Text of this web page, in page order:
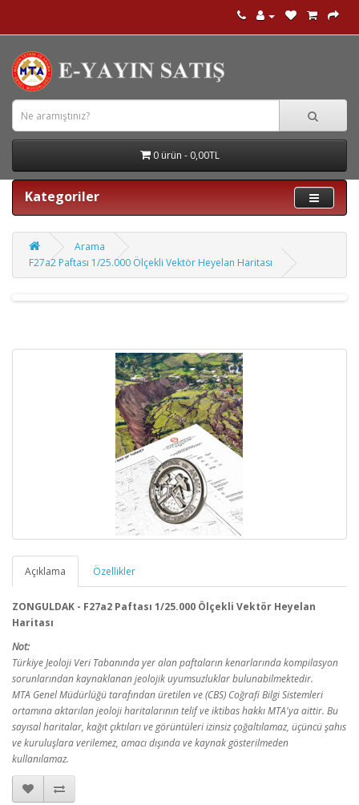
0 ürün - 0,00TL
Kategoriler
Arama
F27a2 Paftası 1/25.000 Ölçekli Vektör Heyelan Haritası
Açıklama Özellikler
ZONGULDAK - F27a2 Paftası 1/25.000 Ölçekli Vektör Heyelan
Haritası
Not:
Türkiye Jeoloji Veri Tabanında yer alan paftaların kenarlarında kompilasyon
sorunlarından kaynaklanan jeolojik uyumsuzluklar bulunabilmektedir.
MTA Genel Müdürlüğü tarafından üretilen ve (CBS) Coğrafi Bilgi Sistemleri
ortamına aktarılan jeoloji haritalarının telif ve iktibas hakkı MTA'ya aittir. Bu
sayısal haritalar, kağıt çıktıları ve görüntüleri izinsiz çoğaltılamaz, üçüncü şahıs
ve kuruluşlara verilemez, amacı dışında ve kaynak gösterilmeden
kullanılamaz.